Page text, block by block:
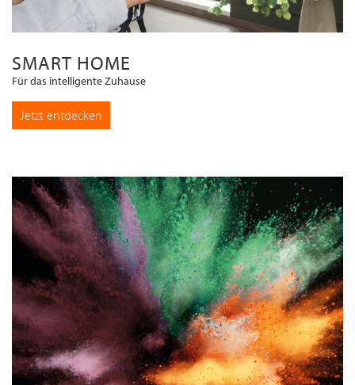
SMART HOME
Für das intelligente Zuhause
Jetzt entdecken